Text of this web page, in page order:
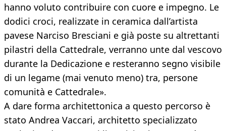
hanno voluto contribuire con cuore e impegno. Le
dodici croci, realizzate in ceramica dall’artista
pavese Narciso Bresciani e già poste su altrettanti
pilastri della Cattedrale, verranno unte dal vescovo
durante la Dedicazione e resteranno segno visibile
di un legame (mai venuto meno) tra, persone
comunità e Cattedrale».
A dare forma architettonica a questo percorso è
stato Andrea Vaccari, architetto specializzato